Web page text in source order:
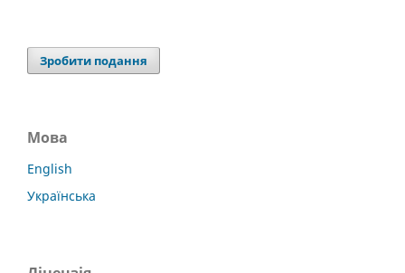
Зробити подання
Мова
English
Українська